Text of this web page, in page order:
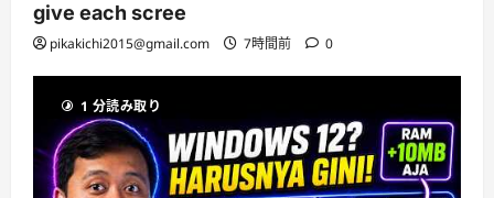
give each scree
pikakichi2015@gmail.com 7時間前 0
1 分読み取り